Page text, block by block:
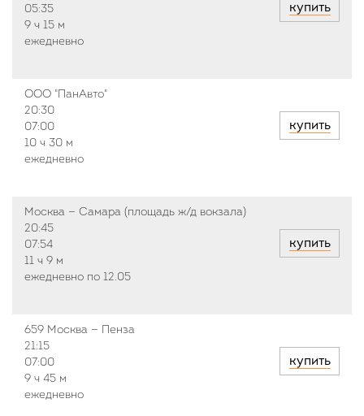
05:35
9 ч 15 м
ежедневно
купить
ООО "ПанАвто"
20:30
07:00
10 ч 30 м
ежедневно
купить
Москва — Самара (площадь ж/д вокзала)
20:45
07:54
11 ч 9 м
ежедневно по 12.05
купить
659 Москва — Пенза
21:15
07:00
9 ч 45 м
ежедневно
купить